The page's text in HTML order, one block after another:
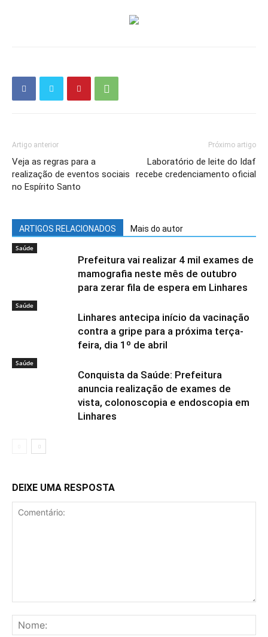
Artigo anterior
Veja as regras para a
realização de eventos sociais
no Espírito Santo
Próximo artigo
Laboratório de leite do Idaf
recebe credenciamento oficial
ARTIGOS RELACIONADOS Mais do autor
Saúde
Prefeitura vai realizar 4 mil exames de
mamografia neste mês de outubro
para zerar fila de espera em Linhares
Saúde
Linhares antecipa início da vacinação
contra a gripe para a próxima terça-
feira, dia 1º de abril
Saúde
Conquista da Saúde: Prefeitura
anuncia realização de exames de
vista, colonoscopia e endoscopia em
Linhares
DEIXE UMA RESPOSTA